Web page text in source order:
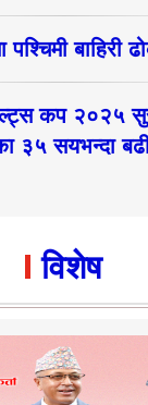
पश्चिमी बाहिरी
कप २०२५
३५ सयभन्दा
विशेष